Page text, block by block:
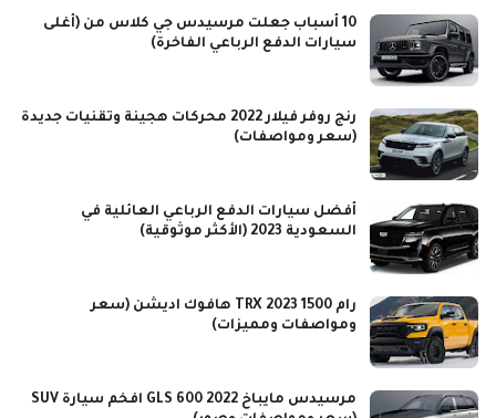
10 أسباب جعلت مرسيدس جي كلاس من (أغلى
سيارات الدفع الرباعي الفاخرة)
رنج روفر فيلار 2022 محركات هجينة وتقنيات جديدة
(سعر ومواصفات)
أفضل سيارات الدفع الرباعي العائلية في
السعودية 2023 (الأكثر موثوقية)
رام 1500 TRX 2023 هافوك اديشن (سعر
ومواصفات ومميزات)
مرسيدس مايباخ GLS 600 2022 افخم سيارة SUV